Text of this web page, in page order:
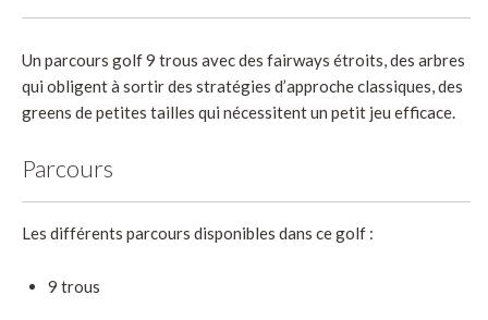
Un parcours golf 9 trous avec des fairways étroits, des arbres
qui obligent à sortir des stratégies d’approche classiques, des
greens de petites tailles qui nécessitent un petit jeu efficace.
Parcours
Les différents parcours disponibles dans ce golf :
9 trous